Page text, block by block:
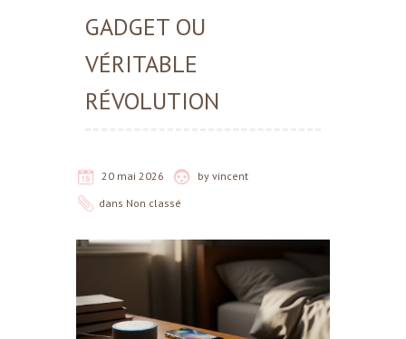
GADGET OU
VÉRITABLE
RÉVOLUTION
20 mai 2026 by vincent
dans Non classé